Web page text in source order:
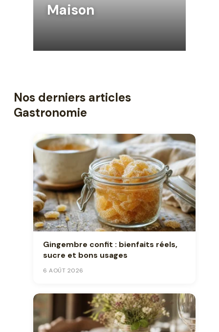
Maison
Nos derniers articles
Gastronomie
Gingembre confit : bienfaits réels,
sucre et bons usages
6 AOÛT 2026